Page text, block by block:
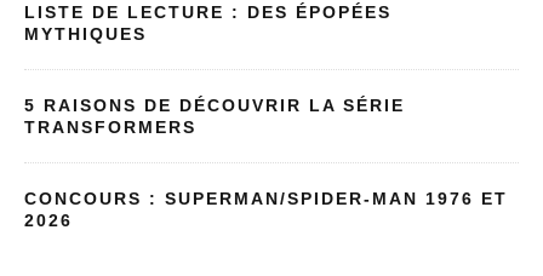
LISTE DE LECTURE : DES ÉPOPÉES
MYTHIQUES
5 RAISONS DE DÉCOUVRIR LA SÉRIE
TRANSFORMERS
CONCOURS : SUPERMAN/SPIDER-MAN 1976 ET
2026